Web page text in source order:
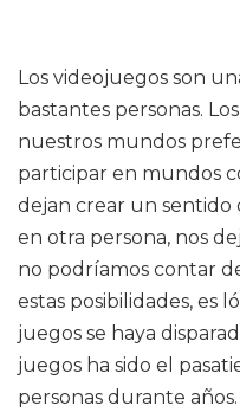
Los videojuegos son
bastantes personas.
nuestros mundos
participar en mundos
dejan crear un
en otra persona, nos
no podríamos contar
estas posibilidades, es
juegos se haya
juegos ha sido el
personas durante